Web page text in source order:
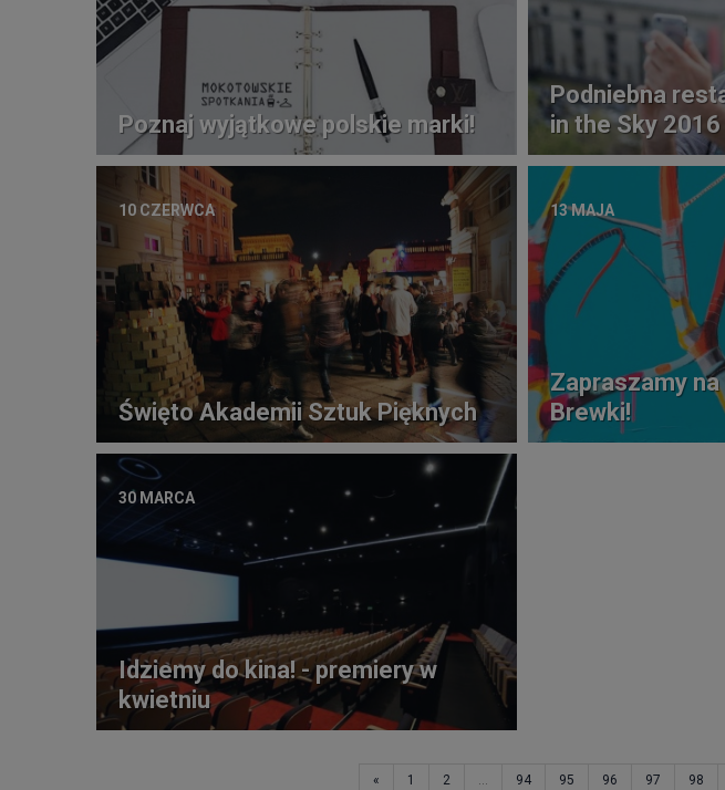
Poznaj wyjątkowe polskie marki!
Podniebna
in the Sky 2016
10 CZERWCA
Święto Akademii Sztuk Pięknych
13 MAJA
Zapraszamy
Brewki!
30 MARCA
Idziemy do kina! - premiery w
kwietniu
« 1 2 ... 94 95 96 97 98